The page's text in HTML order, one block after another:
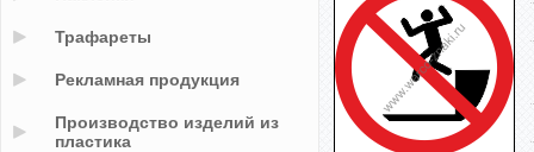
Трафареты
Рекламная продукция
Производство изделий из
пластика